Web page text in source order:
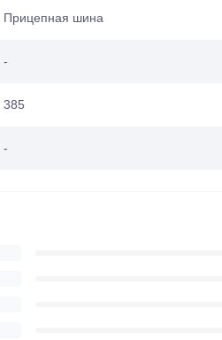
Прицепная шина
-
385
-